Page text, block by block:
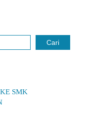
Cari
SMK